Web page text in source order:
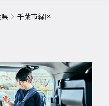
千葉市緑区